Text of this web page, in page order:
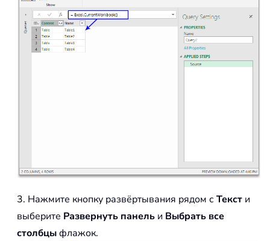
3. Нажмите кнопку развёртывания рядом с Текст и
выберите Развернуть панель и Выбрать все
столбцыфлажок.